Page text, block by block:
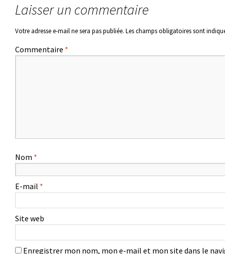
Laisser un commentaire
Votre adresse e-mail ne sera pas publiée. Les champs obligatoires sont
Commentaire *
Nom *
E-mail *
Site web
Enregistrer mon nom, mon e-mail et mon site dans le